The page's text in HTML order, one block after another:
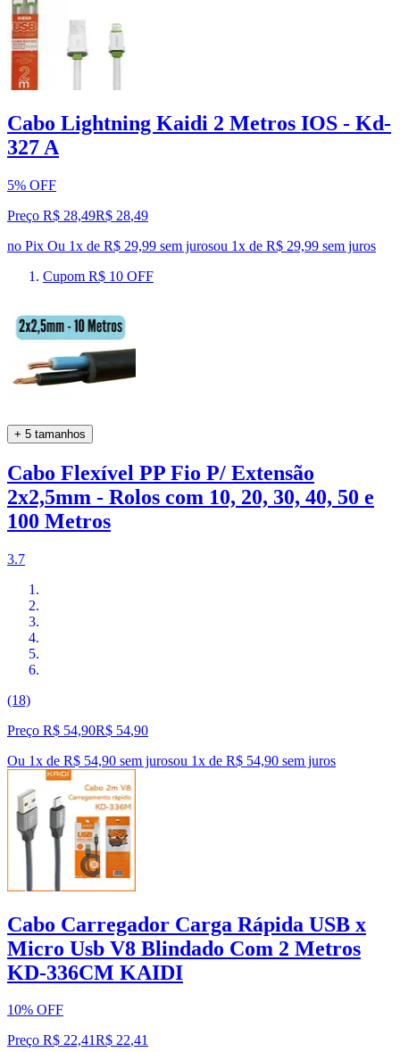
Cabo Lightning Kaidi 2 Metros IOS - Kd-
327 A
5% OFF
Preço R$ 28,49R$ 28,49
no Pix Ou 1x de R$ 29,99 sem jurosou 1x de R$ 29,99 sem juros
Cupom R$ 10 OFF
+ 5 tamanhos
Cabo Flexível PP Fio P/ Extensão
2x2,5mm - Rolos com 10, 20, 30, 40, 50 e
100 Metros
3.7
(18)
Preço R$ 54,90R$ 54,90
Ou 1x de R$ 54,90 sem jurosou 1x de R$ 54,90 sem juros
Cabo Carregador Carga Rápida USB x
Micro Usb V8 Blindado Com 2 Metros
KD-336CM KAIDI
10% OFF
Preço R$ 22,41R$ 22,41